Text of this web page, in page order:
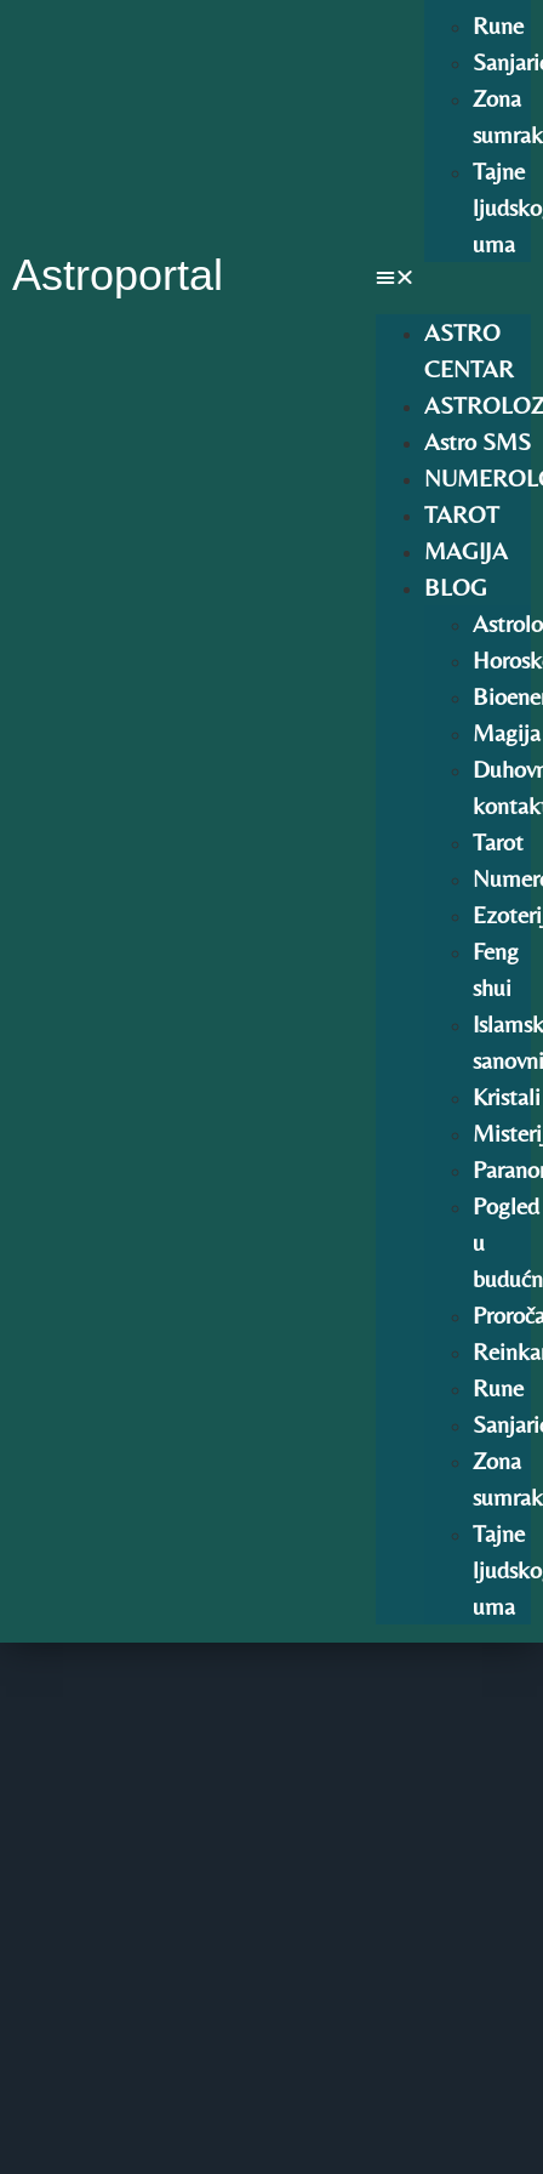
Astroportal
Rune
Zona
Tajne
uma
ASTRO
CENTAR
Astro SMS
TAROT
MAGIJA
BLOG
Magija
Tarot
Feng
shui
Kristali
Pogled
u
Rune
Zona
Tajne
uma